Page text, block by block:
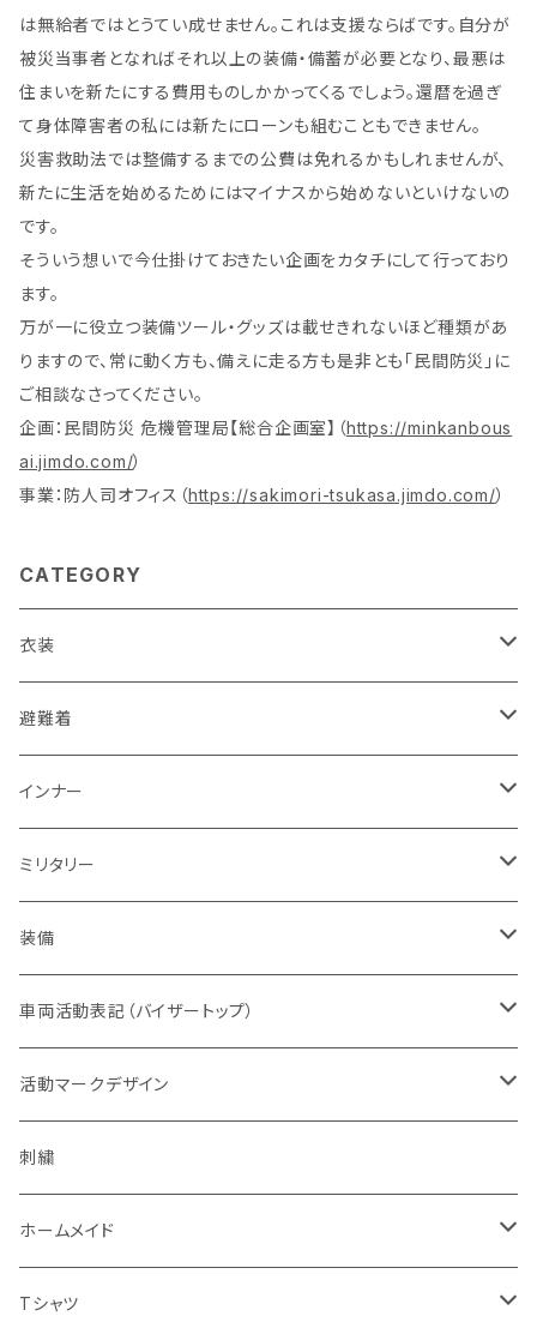
は無給者ではとうてい成せません。これは支援ならばです。自分が
被災当事者となればそれ以上の装備・備蓄が必要となり、最悪は
住まいを新たにする費用ものしかかってくるでしょう。還暦を過ぎ
て身体障害者の私には新たにローンも組むこともできません。
災害救助法では整備するまでの公費は免れるかもしれませんが、
新たに生活を始めるためにはマイナスから始めないといけないの
です。
そういう想いで今仕掛けておきたい企画をカタチにして行っており
ます。
万が一に役立つ装備ツール・グッズは載せきれないほど種類があ
りますので、常に動く方も、備えに走る方も是非とも「民間防災」に
ご相談なさってください。
企画：民間防災 危機管理局【総合企画室】（https://minkanbous
ai.jimdo.com/）
事業：防人司オフィス（https://sakimori-tsukasa.jimdo.com/）
CATEGORY
衣装
活動服（防災服）
ドライウエア
赤色系
黄色系
キャップ・帽子
ベージュ系
レスキュー
POLICE・警察
バッジ
パッチ（ワッペン）
キャップ・帽子
取扱権利（販売など）
オフィスウエア
パブ衣装
ナイトウエア
ステージ衣装
スポーツウエア
避難着
レディス
ドライウエア
メンズ
ドライウエア
インナー
レディス
メンズ
ミリタリー
ベスト
帽子
ベルト
バッグ
ポーチ
ブーツ
装備
ヘルメット
デルタブランド
乗車型
キャップ
刺繍
シルク印刷
フェイスマスク
メガネ
ショール
車両活動表記（バイザートップ）
緊急時表示
警戒表示
オリジナル
通信
活動マークデザイン
活動チームマーク
刺繍
ホームメイド
エスコートエンジェル
Tシャツ